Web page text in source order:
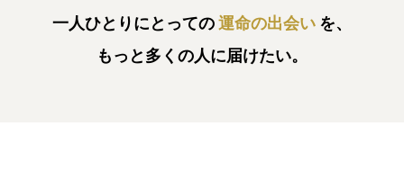
一人ひとりにとっての運命の出会い を、
もっと多くの人に届けたい。